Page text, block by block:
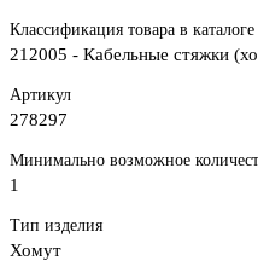
Классификация товара в каталоге
212005 - Кабельные стяжки
Артикул
278297
Минимально возможное
1
Тип изделия
Хомут